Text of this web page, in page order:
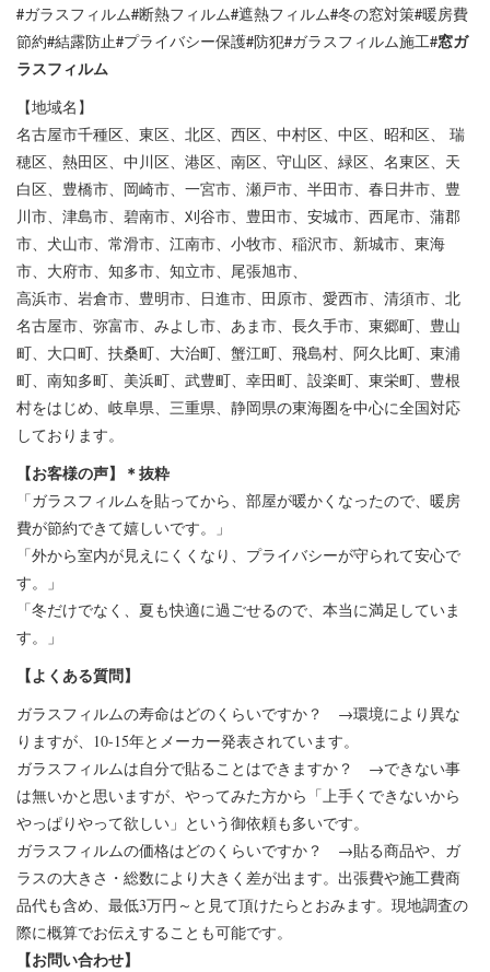
#ガラスフィルム#断熱フィルム#遮熱フィルム#冬の窓対策#暖房費
節約#結露防止#プライバシー保護#防犯#ガラスフィルム施工#窓ガ
ラスフィルム
【地域名】
名古屋市千種区、東区、北区、西区、中村区、中区、昭和区、 瑞
穂区、熱田区、中川区、港区、南区、守山区、緑区、名東区、天
白区、豊橋市、岡崎市、一宮市、瀬戸市、半田市、春日井市、豊
川市、津島市、碧南市、刈谷市、豊田市、安城市、西尾市、蒲郡
市、犬山市、常滑市、江南市、小牧市、稲沢市、新城市、東海
市、大府市、知多市、知立市、尾張旭市、
高浜市、岩倉市、豊明市、日進市、田原市、愛西市、清須市、北
名古屋市、弥富市、みよし市、あま市、長久手市、東郷町、豊山
町、大口町、扶桑町、大治町、蟹江町、飛島村、阿久比町、東浦
町、南知多町、美浜町、武豊町、幸田町、設楽町、東栄町、豊根
村をはじめ、岐阜県、三重県、静岡県の東海圏を中心に全国対応
しております。
【お客様の声】＊抜粋
「ガラスフィルムを貼ってから、部屋が暖かくなったので、暖房
費が節約できて嬉しいです。」
「外から室内が見えにくくなり、プライバシーが守られて安心で
す。」
「冬だけでなく、夏も快適に過ごせるので、本当に満足していま
す。」
【よくある質問】
ガラスフィルムの寿命はどのくらいですか？ →環境により異な
りますが、10-15年とメーカー発表されています。
ガラスフィルムは自分で貼ることはできますか？ →できない事
は無いかと思いますが、やってみた方から「上手くできないから
やっぱりやって欲しい」という御依頼も多いです。
ガラスフィルムの価格はどのくらいですか？ →貼る商品や、ガ
ラスの大きさ・総数により大きく差が出ます。出張費や施工費商
品代も含め、最低3万円～と見て頂けたらとおみます。現地調査の
際に概算でお伝えすることも可能です。
【お問い合わせ】